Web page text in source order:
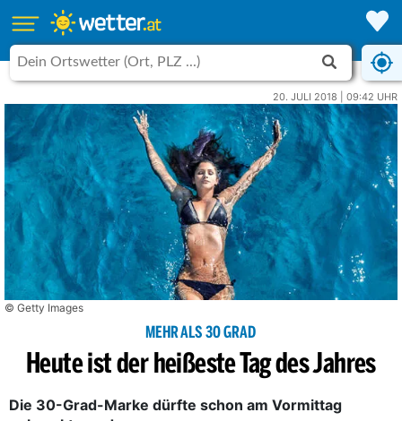
20. JULI 2018 | 09:42 UHR
© Getty Images
MEHR ALS 30 GRAD
Heute ist der heißeste Tag des Jahres
Die 30-Grad-Marke dürfte schon am Vormittag